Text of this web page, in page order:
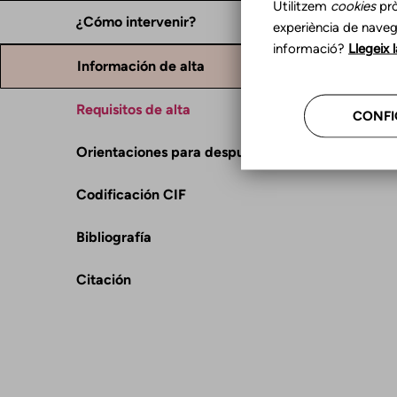
¿Cómo intervenir?
Información de alta
Requisitos de alta
Orientaciones para después del alta
Codificación CIF
Bibliografía
Citación
Utilitzem cookies
experiència de
informació? Llegeix